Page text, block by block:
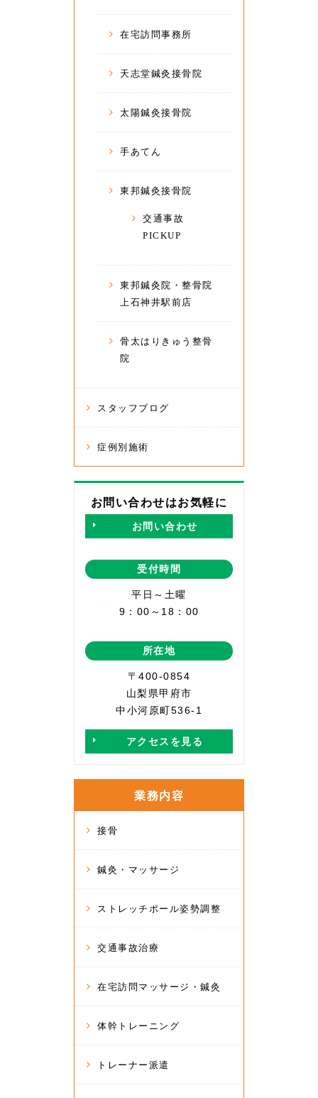
在宅訪問事務所
天志堂鍼灸接骨院
太陽鍼灸接骨院
手あてん
東邦鍼灸接骨院
交通事故
PICKUP
東邦鍼灸院・整骨院
上石神井駅前店
骨太はりきゅう整骨
院
スタッフブログ
症例別施術
お問い合わせはお気軽に
お問い合わせ
受付時間
平日～土曜
9：00～18：00
所在地
〒400-0854
山梨県甲府市
中小河原町536-1
アクセスを見る
業務内容
接骨
鍼灸・マッサージ
ストレッチポール姿勢調整
交通事故治療
在宅訪問マッサージ・鍼灸
体幹トレーニング
トレーナー派遣